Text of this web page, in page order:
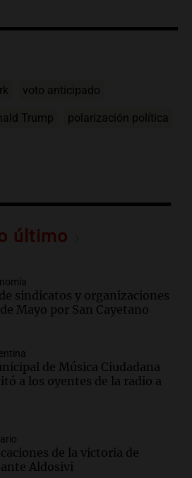
voto anticipado
Trump polarización política
último
sindicatos y organizaciones
Mayo por San Cayetano
de Música Ciudadana
a los oyentes de la radio a
de la victoria de
Aldosivi